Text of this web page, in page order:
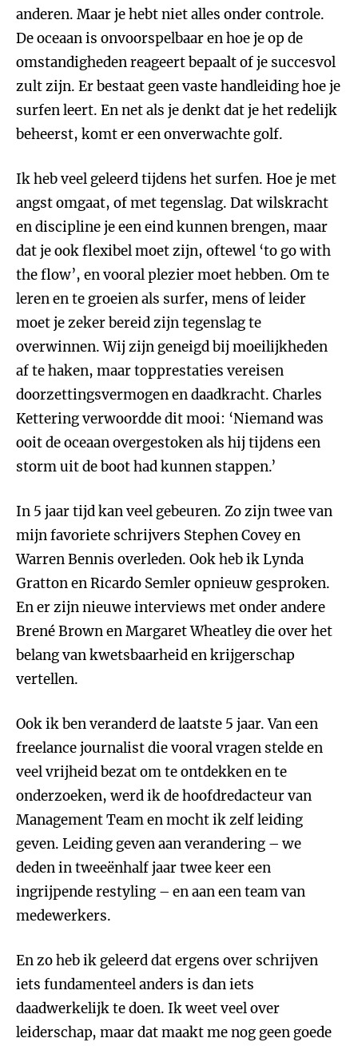
anderen. Maar je hebt niet alles onder controle.
De oceaan is onvoorspelbaar en hoe je op de
omstandigheden reageert bepaalt of je succesvol
zult zijn. Er bestaat geen vaste handleiding hoe je
surfen leert. En net als je denkt dat je het redelijk
beheerst, komt er een onverwachte golf.
Ik heb veel geleerd tijdens het surfen. Hoe je met
angst omgaat, of met tegenslag. Dat wilskracht
en discipline je een eind kunnen brengen, maar
dat je ook flexibel moet zijn, oftewel ‘to go with
the flow’, en vooral plezier moet hebben. Om te
leren en te groeien als surfer, mens of leider
moet je zeker bereid zijn tegenslag te
overwinnen. Wij zijn geneigd bij moeilijkheden
af te haken, maar topprestaties vereisen
doorzettingsvermogen en daadkracht. Charles
Kettering verwoordde dit mooi: ‘Niemand was
ooit de oceaan overgestoken als hij tijdens een
storm uit de boot had kunnen stappen.’
In 5 jaar tijd kan veel gebeuren. Zo zijn twee van
mijn favoriete schrijvers Stephen Covey en
Warren Bennis overleden. Ook heb ik Lynda
Gratton en Ricardo Semler opnieuw gesproken.
En er zijn nieuwe interviews met onder andere
Brené Brown en Margaret Wheatley die over het
belang van kwetsbaarheid en krijgerschap
vertellen.
Ook ik ben veranderd de laatste 5 jaar. Van een
freelance journalist die vooral vragen stelde en
veel vrijheid bezat om te ontdekken en te
onderzoeken, werd ik de hoofdredacteur van
Management Team en mocht ik zelf leiding
geven. Leiding geven aan verandering – we
deden in tweeënhalf jaar twee keer een
ingrijpende restyling – en aan een team van
medewerkers.
En zo heb ik geleerd dat ergens over schrijven
iets fundamenteel anders is dan iets
daadwerkelijk te doen. Ik weet veel over
leiderschap, maar dat maakt me nog geen goede